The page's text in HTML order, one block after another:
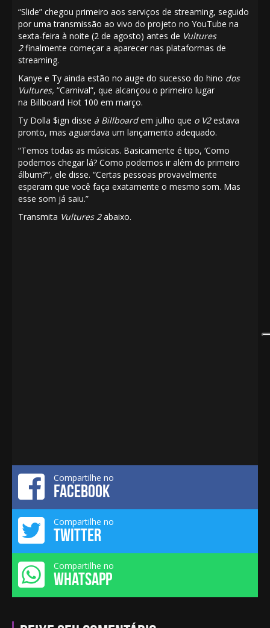
“Slide” chegou primeiro aos serviços de streaming, seguido
por uma transmissão ao vivo do projeto no YouTube na
sexta-feira à noite (2 de agosto) antes de Vultures
2finalmente começar a aparecer nas plataformas de
streaming.
Kanye e Ty ainda estão no auge do sucesso do hino dos
Vultures, “Carnival”, que alcançou o primeiro lugar
na Billboard Hot 100 em março.
Ty Dolla $ign disse à Billboardem julho que o V2​​estava
pronto, mas aguardava um lançamento adequado.
“Temos todas as músicas. Basicamente é tipo, ‘Como
podemos chegar lá? Como podemos ir além do primeiro
álbum?’”, ele disse. “Certas pessoas provavelmente
esperam que você faça exatamente o mesmo som. Mas
esse som já saiu.”
Transmita Vultures 2abaixo.
Compartilhe no
FACEBOOK
Compartilhe no
TWITTER
Compartilhe no
WHATSAPP